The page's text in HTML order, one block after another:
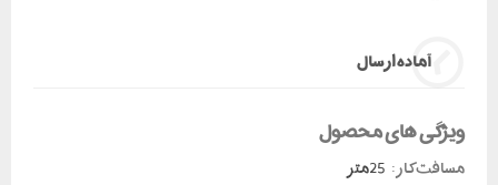
آماده ارسال
ویژگی های محصول
مسافت کار :